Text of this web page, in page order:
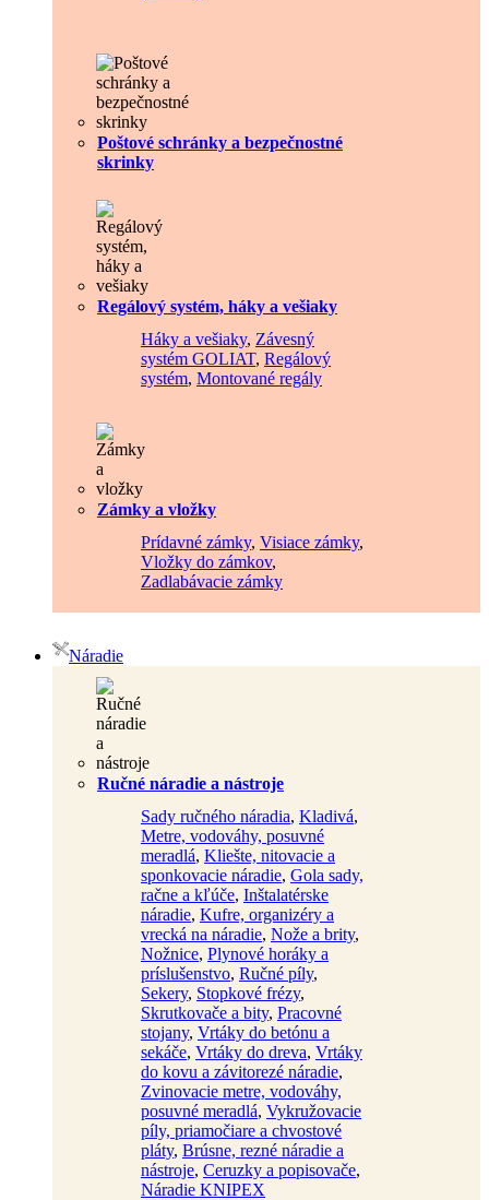
Poštové schránky a bezpečnostné
skrinky
Regálový systém, háky a vešiaky
Háky a vešiaky, Závesný
systém GOLIAT, Regálový
systém, Montované regály
Zámky a vložky
Prídavné zámky, Visiace zámky,
Vložky do zámkov,
Zadlabávacie zámky
Náradie
Ručné náradie a nástroje
Sady ručného náradia, Kladivá,
Metre, vodováhy, posuvné
meradlá, Kliešte, nitovacie a
sponkovacie náradie, Gola sady,
račne a kľúče, Inštalatérske
náradie, Kufre, organizéry a
vrecká na náradie, Nože a brity,
Nožnice, Plynové horáky a
príslušenstvo, Ručné píly,
Sekery, Stopkové frézy,
Skrutkovače a bity, Pracovné
stojany, Vrtáky do betónu a
sekáče, Vrtáky do dreva, Vrtáky
do kovu a závitorezé náradie,
Zvinovacie metre, vodováhy,
posuvné meradlá, Vykružovacie
píly, priamočiare a chvostové
pláty, Brúsne, rezné náradie a
nástroje, Ceruzky a popisovače,
Náradie KNIPEX